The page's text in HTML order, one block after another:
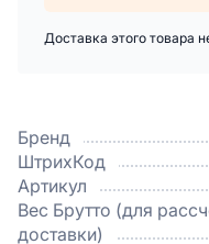
Бренд
ШтрихКод
Артикул
Вес Брутто (для
доставки)
Доставка этого товара